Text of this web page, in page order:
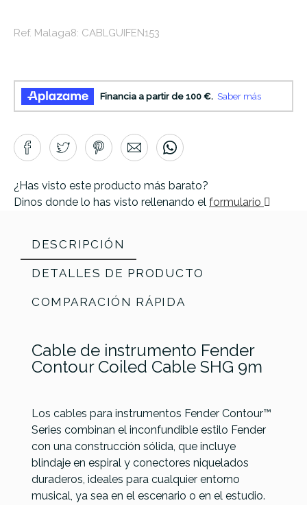
Ref. Malaga8: CABLGUIFEN153
¿Has visto este producto más barato?
Dinos donde lo has visto rellenando el formulario
DESCRIPCIÓN
DETALLES DE PRODUCTO
COMPARACIÓN RÁPIDA
Cable de instrumento Fender
Contour Coiled Cable SHG 9m
Los cables para instrumentos Fender Contour™
Series combinan el inconfundible estilo Fender
con una construcción sólida, que incluye
blindaje en espiral y conectores niquelados
duraderos, ideales para cualquier entorno
musical, ya sea en el escenario o en el estudio.
Referencia CABLGUIFEN153
Ernie
Ball
JACK-
JACK SS
Fender
Contour
Coiled
Cable
Fender
Professional
Fender
Professional